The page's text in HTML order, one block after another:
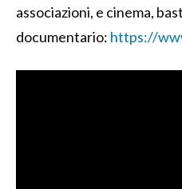
associazioni, e cinema,
documentario: https://